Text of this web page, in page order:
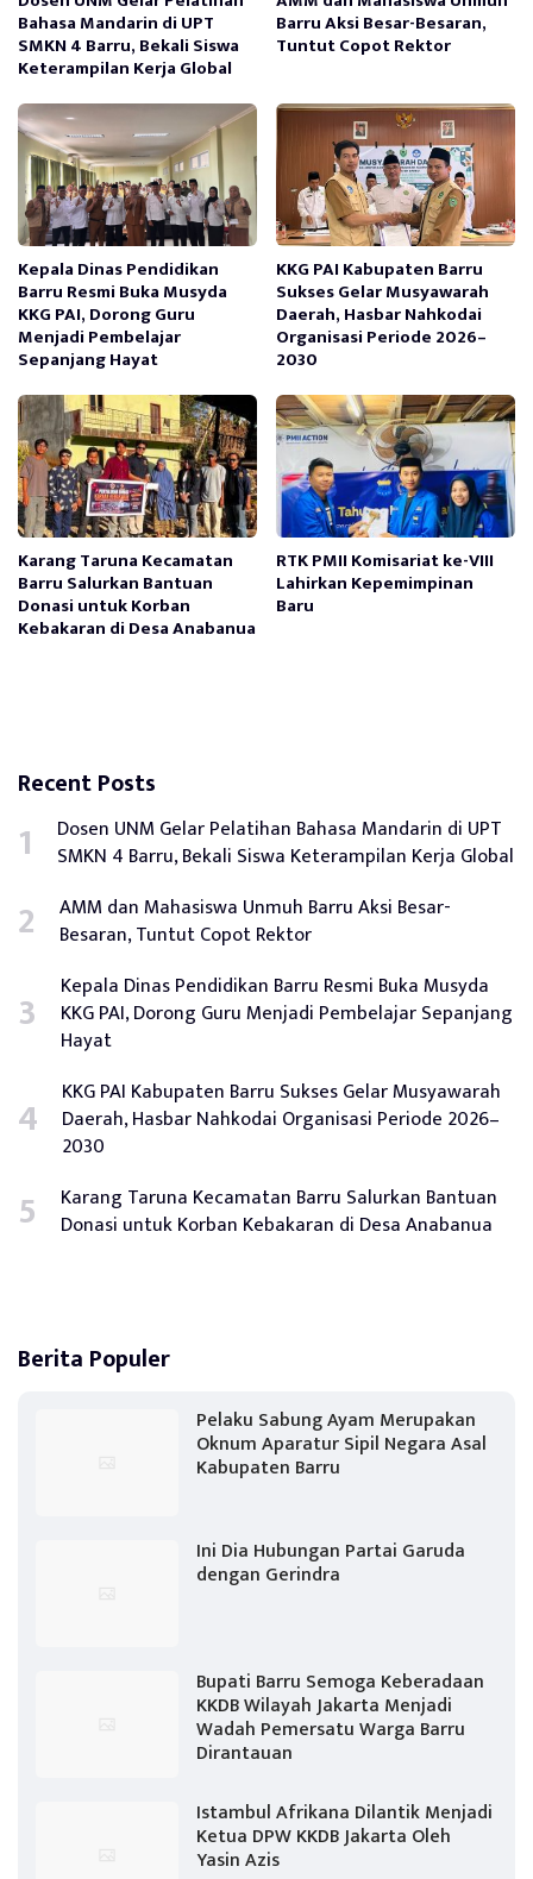
Bahasa Mandarin di UPT
SMKN 4 Barru, Bekali Siswa
Keterampilan Kerja Global
Barru Aksi Besar-Besaran,
Tuntut Copot Rektor
Kepala Dinas Pendidikan
Barru Resmi Buka Musyda
KKG PAI, Dorong Guru
Menjadi Pembelajar
Sepanjang Hayat
KKG PAI Kabupaten Barru
Sukses Gelar Musyawarah
Daerah, Hasbar Nahkodai
Organisasi Periode 2026–
2030
Karang Taruna Kecamatan
Barru Salurkan Bantuan
Donasi untuk Korban
Kebakaran di Desa Anabanua
RTK PMII Komisariat ke-VIII
Lahirkan Kepemimpinan
Baru
Recent Posts
Dosen UNM Gelar Pelatihan Bahasa Mandarin di UPT
SMKN 4 Barru, Bekali Siswa Keterampilan Kerja Global
AMM dan Mahasiswa Unmuh Barru Aksi Besar-
Besaran, Tuntut Copot Rektor
Kepala Dinas Pendidikan Barru Resmi Buka Musyda
KKG PAI, Dorong Guru Menjadi Pembelajar Sepanjang
Hayat
KKG PAI Kabupaten Barru Sukses Gelar Musyawarah
Daerah, Hasbar Nahkodai Organisasi Periode 2026–
2030
Karang Taruna Kecamatan Barru Salurkan Bantuan
Donasi untuk Korban Kebakaran di Desa Anabanua
Berita Populer
Pelaku Sabung Ayam Merupakan
Oknum Aparatur Sipil Negara Asal
Kabupaten Barru
Ini Dia Hubungan Partai Garuda
dengan Gerindra
Bupati Barru Semoga Keberadaan
KKDB Wilayah Jakarta Menjadi
Wadah Pemersatu Warga Barru
Dirantauan
Istambul Afrikana Dilantik Menjadi
Ketua DPW KKDB Jakarta Oleh
Yasin Azis